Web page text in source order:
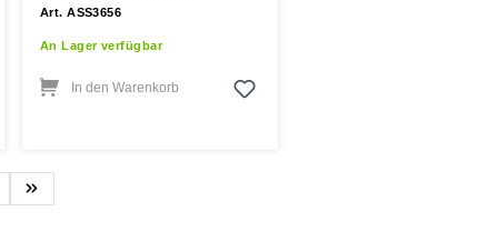
Art. ASS3656
An Lager verfügbar
In den Warenkorb